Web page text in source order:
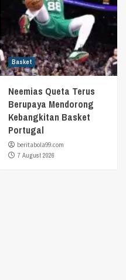
Basket
Neemias Queta Terus
Berupaya Mendorong
Kebangkitan Basket
Portugal
beritabola99.com
7 August 2026